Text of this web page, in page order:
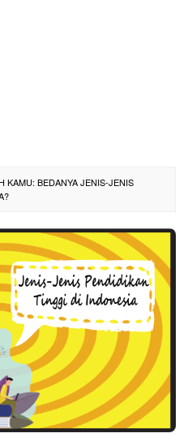
KAMU: BEDANYA JENIS-JENIS